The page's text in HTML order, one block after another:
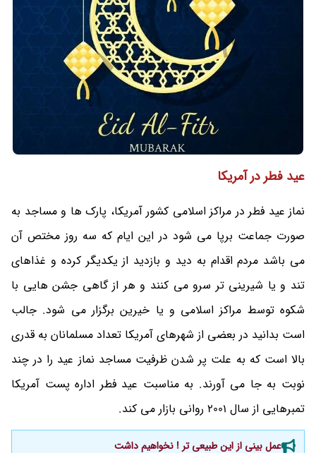
عید فطر در آمریکا
نماز عید فطر در مراکز اسلامی کشور آمریکا، پارک ها و مساجد به
صورت جماعت برپا می شود در این ایام که سه روز مختص آن
می باشد مردم اقدام به دید و بازدید از یکدیگر کرده و غذاهای
تند و یا شیرینی تر سرو می کنند و هر از گاهی جشن هایی با
شکوه توسط مراکز اسلامی و یا خیرین برگزار می شود. جالب
است بدانید در بعضی از شهرهای آمریکا تعداد مسلمانان به قدری
بالا است که به علت پر شدن ظرفیت مساجد نماز عید را در چند
نوبت به جا می آورند. به مناسبت عید فطر اداره پست آمریکا
تمبرهایی از سال 2001 روانی بازار می کند.
عمل بینی از این طبیعی تر ! نخواهیم داشت